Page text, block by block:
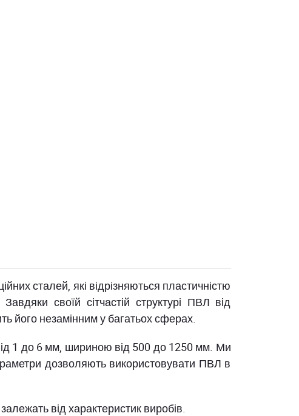
сталей, які відрізняються пластичністю
своїй сітчастій структурі ПВЛ від
його незамінним у багатьох сферах.
1 до 6 мм, шириною від 500 до 1250 мм. Ми
дозволяють використовувати ПВЛ в
від характеристик виробів.